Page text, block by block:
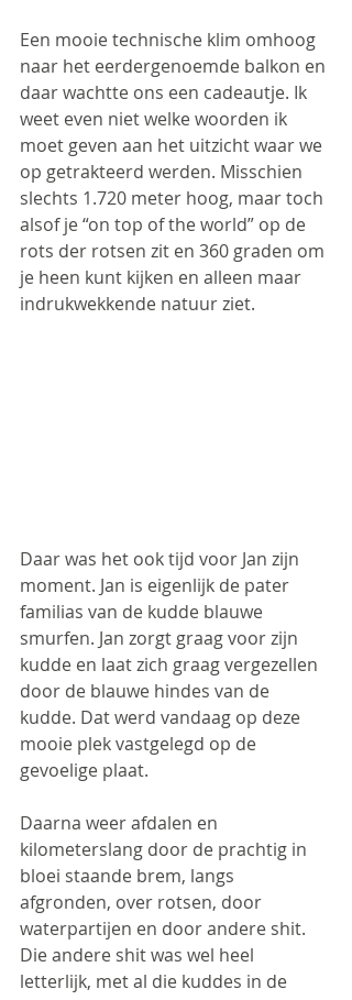
Een mooie technische klim omhoog
naar het eerdergenoemde balkon en
daar wachtte ons een cadeautje. Ik
weet even niet welke woorden ik
moet geven aan het uitzicht waar we
op getrakteerd werden. Misschien
slechts 1.720 meter hoog, maar toch
alsof je “on top of the world” op de
rots der rotsen zit en 360 graden om
je heen kunt kijken en alleen maar
indrukwekkende natuur ziet.
Daar was het ook tijd voor Jan zijn
moment. Jan is eigenlijk de pater
familias van de kudde blauwe
smurfen. Jan zorgt graag voor zijn
kudde en laat zich graag vergezellen
door de blauwe hindes van de
kudde. Dat werd vandaag op deze
mooie plek vastgelegd op de
gevoelige plaat.
Daarna weer afdalen en
kilometerslang door de prachtig in
bloei staande brem, langs
afgronden, over rotsen, door
waterpartijen en door andere shit.
Die andere shit was wel heel
letterlijk, met al die kuddes in de